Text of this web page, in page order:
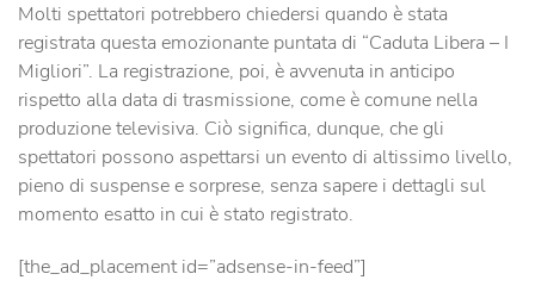
Molti spettatori potrebbero chiedersi quando è stata
registrata questa emozionante puntata di “Caduta Libera – I
Migliori”. La registrazione, poi, è avvenuta in anticipo
rispetto alla data di trasmissione, come è comune nella
produzione televisiva. Ciò significa, dunque, che gli
spettatori possono aspettarsi un evento di altissimo livello,
pieno di suspense e sorprese, senza sapere i dettagli sul
momento esatto in cui è stato registrato.
[the_ad_placement id=”adsense-in-feed”]